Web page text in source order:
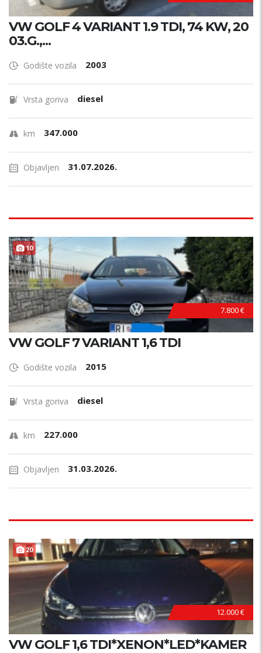
VW GOLF 4 VARIANT 1.9 TDI, 74 KW, 20
03.G.,...
Godište vozila 2003
Vrsta goriva diesel
km 347.000
Objavljen 31.07.2026.
10 TOP STANJE !
7.800 €
VW GOLF 7 VARIANT 1,6 TDI
Godište vozila 2015
Vrsta goriva diesel
km 227.000
Objavljen 31.03.2026.
20 B
E
Z
U
L
A
G
A
N
J
A
!
12.000 €
VW GOLF 1,6 TDI*XENON*LED*KAMER